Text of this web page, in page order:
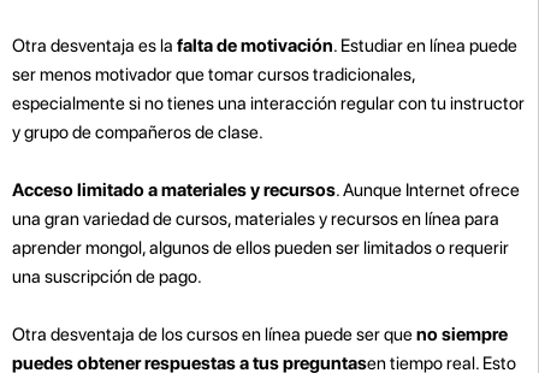
Otra desventaja es la falta de motivación. Estudiar en línea puede
ser menos motivador que tomar cursos tradicionales,
especialmente si no tienes una interacción regular con tu instructor
y grupo de compañeros de clase.
Acceso limitado a materiales y recursos. Aunque Internet ofrece
una gran variedad de cursos, materiales y recursos en línea para
aprender mongol, algunos de ellos pueden ser limitados o requerir
una suscripción de pago.
Otra desventaja de los cursos en línea puede ser queno siempre
puedes obtener respuestas a tus preguntasen tiempo real. Esto